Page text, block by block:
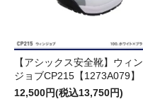
【アシックス安全靴】ウィン
ジョブCP215【1273A079】
12,500円(税込13,750円)